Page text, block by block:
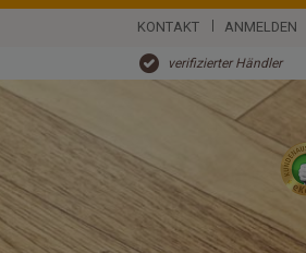
KONTAKT ANMELDEN
verifizierter Händler